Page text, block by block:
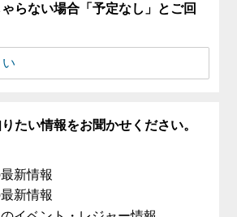
らない場合「予定なし」とご回
たい情報をお聞かせください。
新情報
新情報